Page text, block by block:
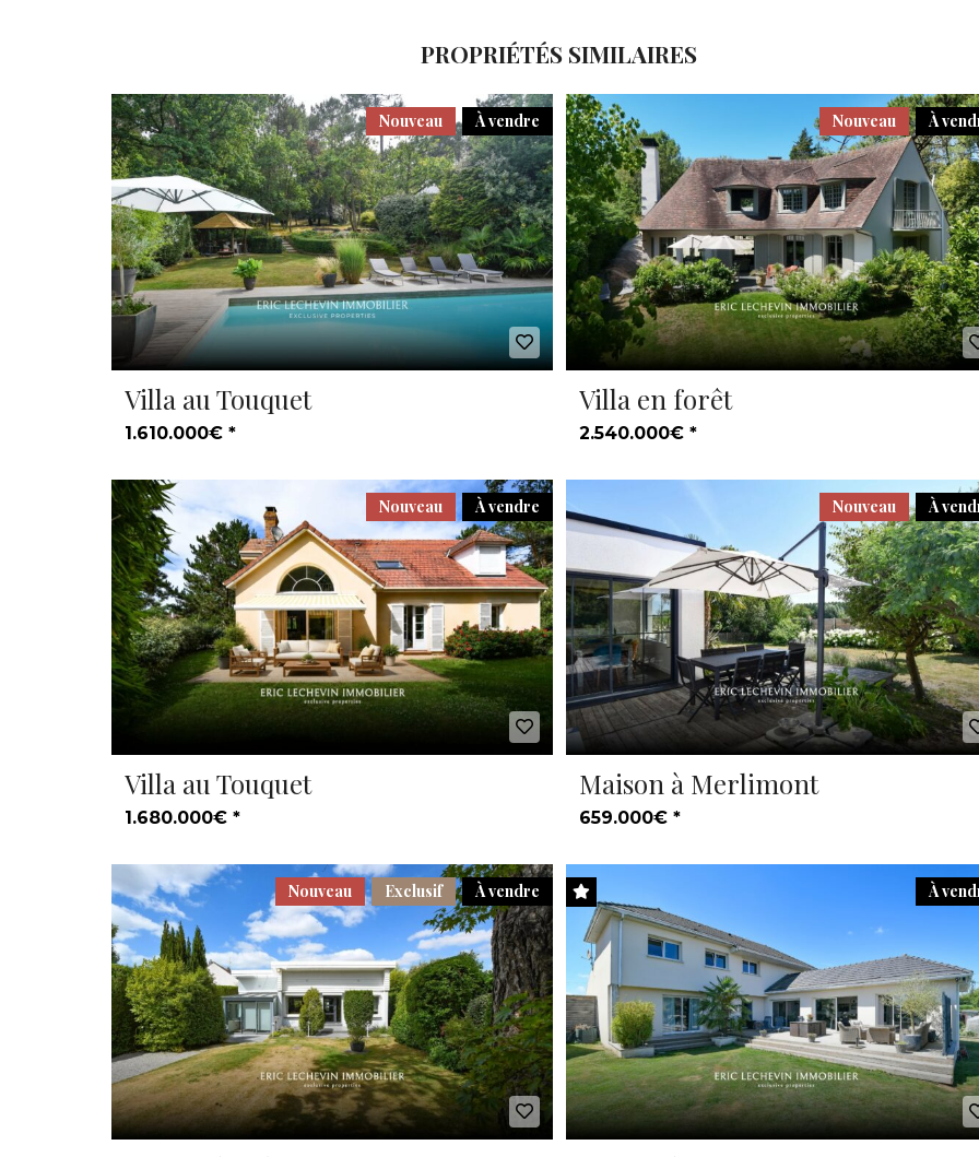
PROPRIÉTÉS SIMILAIRES
À vendre
Nouveau
Villa au Touquet
1.610.000€ *
À
Nouveau
Villa en forêt
2.540.000€ *
À vendre
Nouveau
Villa au Touquet
1.680.000€ *
À
Nouveau
Maison à Merlimont
659.000€ *
À vendre
Exclusif
Nouveau À